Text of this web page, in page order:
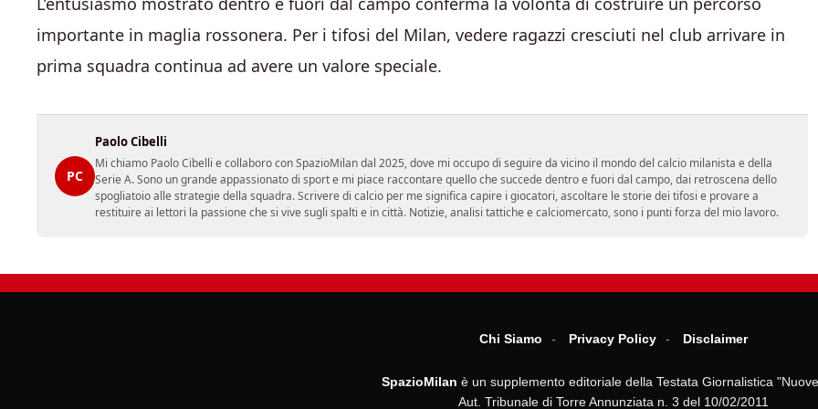
importante in maglia rossonera. Per i tifosi del Milan, vedere ragazzi cresciuti nel club arrivare in
prima squadra continua ad avere un valore speciale.
PC
Paolo Cibelli
Mi chiamo Paolo Cibelli e collaboro con SpazioMilan dal 2025, dove mi occupo di seguire da vicino il mondo del calcio milanista e della
Serie A. Sono un grande appassionato di sport e mi piace raccontare quello che succede dentro e fuori dal campo, dai retroscena dello
spogliatoio alle strategie della squadra. Scrivere di calcio per me significa capire i giocatori, ascoltare le storie dei tifosi e provare a
restituire ai lettori la passione che si vive sugli spalti e in città. Notizie, analisi tattiche e calciomercato, sono i punti forza del mio lavoro.
Chi Siamo Privacy Policy Disclaimer
SpazioMilan è un supplemento editoriale della Testata Giornalistica
Aut. Tribunale di Torre Annunziata n. 3 del 10/02/2011